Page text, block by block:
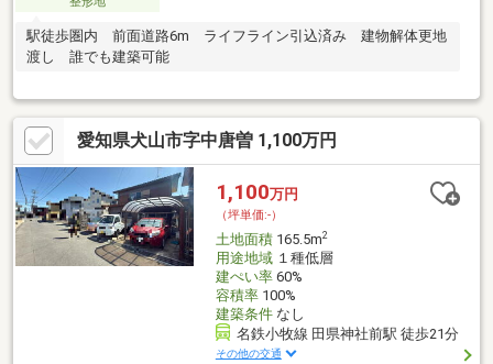
駅徒歩圏内 前面道路6m ライフライン引込済み 建物解体更地
渡し 誰でも建築可能
愛知県犬山市字中唐曽 1,100万円
1,100万円
（坪単価:-）
土地面積165.5m2
用途地域１種低層
建ぺい率60%
容積率100%
建築条件なし
名鉄小牧線 田県神社前駅 徒歩21分
その他の交通